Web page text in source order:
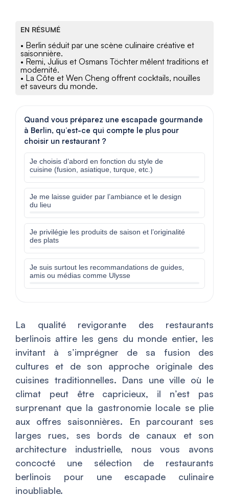
EN RÉSUMÉ
• Berlin séduit par une scène culinaire créative et
saisonnière.
• Remi, Julius et Osmans Töchter mêlent traditions et
modernité.
• La Côte et Wen Cheng offrent cocktails, nouilles
et saveurs du monde.
Quand vous préparez une escapade gourmande
à Berlin, qu’est-ce qui compte le plus pour
choisir un restaurant ?
Je choisis d’abord en fonction du style de
cuisine (fusion, asiatique, turque, etc.)
Je me laisse guider par l’ambiance et le design
du lieu
Je privilégie les produits de saison et l’originalité
des plats
Je suis surtout les recommandations de guides,
amis ou médias comme Ulysse
La qualité revigorante des restaurants
berlinois attire les gens du monde entier, les
invitant à s’imprégner de sa fusion des
cultures et de son approche originale des
cuisines traditionnelles. Dans une ville où le
climat peut être capricieux, il n’est pas
surprenant que la gastronomie locale se plie
aux offres saisonnières. En parcourant ses
larges rues, ses bords de canaux et son
architecture industrielle, nous vous avons
concocté une sélection de restaurants
berlinois pour une escapade culinaire
inoubliable.